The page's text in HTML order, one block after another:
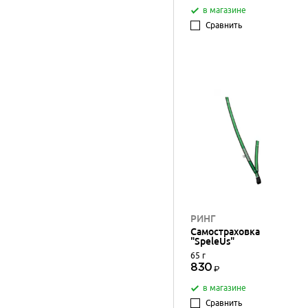
в магазине
Сравнить
РИНГ
Самостраховка
"SpeleUs"
65 г
830
в магазине
Сравнить